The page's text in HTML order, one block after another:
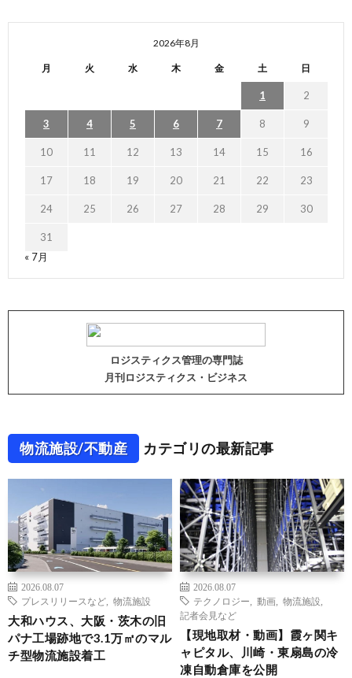
2026年8月
月 火 水 木 金 土 日
1 2
3 4 5 6 7 8 9
10 11 12 13 14 15 16
17 18 19 20 21 22 23
24 25 26 27 28 29 30
31
« 7月
ロジスティクス管理の専門誌
月刊ロジスティクス・ビジネス
物流施設/不動産 カテゴリの最新記事
2026.08.07
プレスリリースなど
物流施設
大和ハウス、大阪・茨木の旧
パナ工場跡地で3.1万㎡のマル
チ型物流施設着工
2026.08.07
テクノロジー
動画 物流施設
記者会見など
【現地取材・動画】霞ヶ関キ
ャピタル、川崎・東扇島の冷
凍自動倉庫を公開